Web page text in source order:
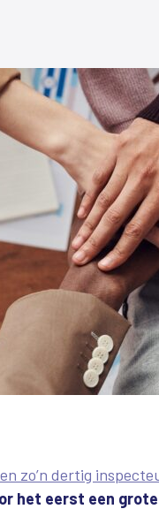
zo’n dertig
het eerst een